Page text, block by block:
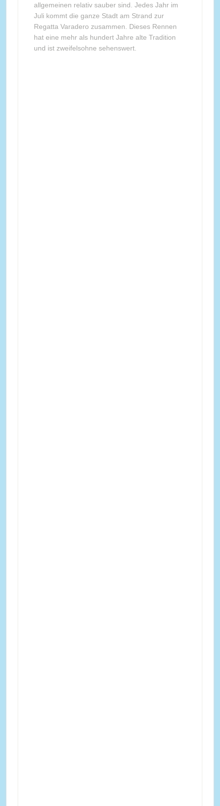
allgemeinen relativ sauber sind. Jedes Jahr im
Juli kommt die ganze Stadt am Strand zur
Regatta Varadero zusammen. Dieses Rennen
hat eine mehr als hundert Jahre alte Tradition
und ist zweifelsohne sehenswert.